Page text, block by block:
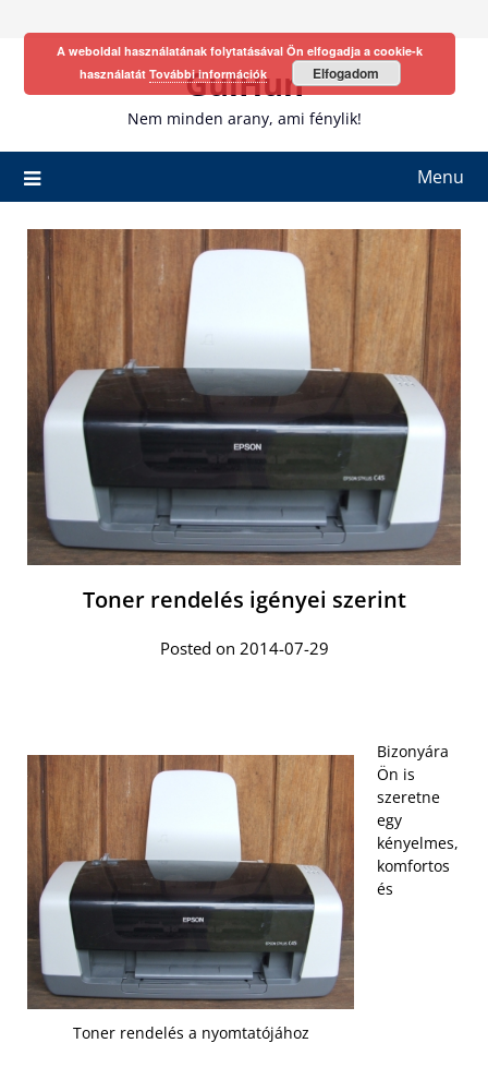
GulHun
Nem minden arany, ami fénylik!
Menu
Toner rendelés igényei szerint
Posted on 2014-07-29
Toner rendelés a nyomtatójához
Bizonyára
Ön is
szeretne
egy
kényelmes,
komfortos
és
A weboldal használatának folytatásával Ön elfogadja a cookie-k
használatát További információk Elfogadom